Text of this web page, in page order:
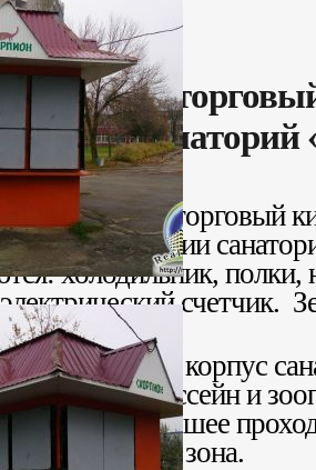
Продается
санаторий
торговый
на территории
холодильник, полки,
счетчик.
расположен корпус
санатория, бассейн и
киоска, хорошее
парковая зона.